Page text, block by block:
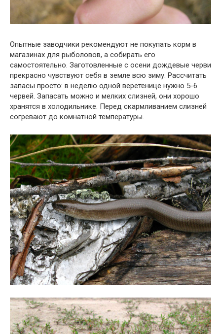
Опытные заводчики рекомендуют не покупать корм в
магазинах для рыболовов, а собирать его
самостоятельно. Заготовленные с осени дождевые черви
прекрасно чувствуют себя в земле всю зиму. Рассчитать
запасы просто: в неделю одной веретенице нужно 5-6
червей. Запасать можно и мелких слизней, они хорошо
хранятся в холодильнике. Перед скармливанием слизней
согревают до комнатной температуры.